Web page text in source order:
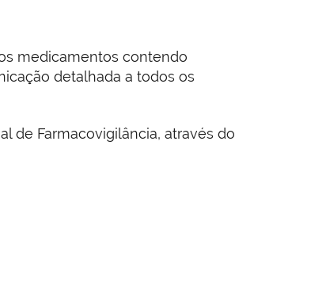
medicamentos contendo
detalhada a todos os
de Farmacovigilância, através do